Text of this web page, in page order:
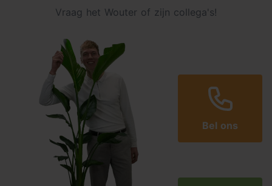
Vraag het Wouter of zijn collega's!
Bel ons